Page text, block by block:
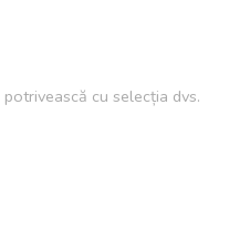
cu selecția dvs.